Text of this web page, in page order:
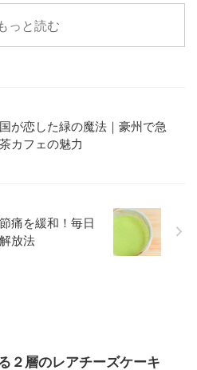
たおもてなしを実現するポイント
をわかりやすく紹介します。
っと読む
が恋した緑の魔法｜豪州で急
カフェの魅力
痛を緩和！毎日
放法
２層のレアチーズケーキ